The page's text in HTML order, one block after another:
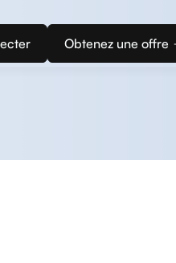
Obtenez une offre